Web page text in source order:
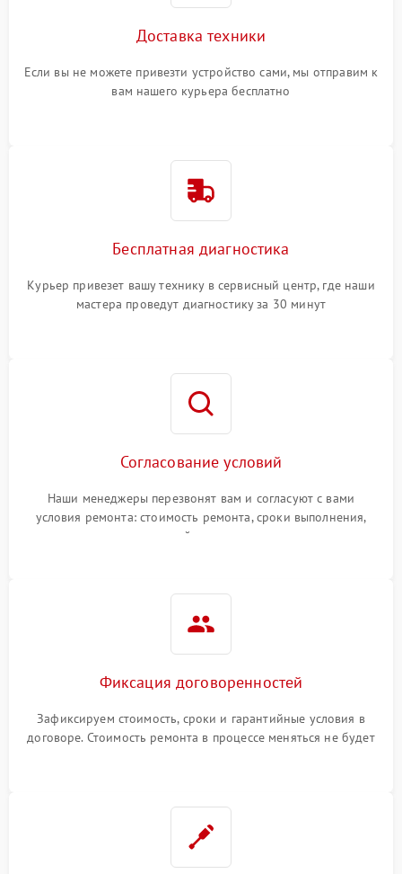
Доставка техники
Если вы не можете привезти устройство сами, мы отправим к
вам нашего курьера бесплатно
Бесплатная диагностика
Курьер привезет вашу технику в сервисный центр, где наши
мастера проведут диагностику за 30 минут
Согласование условий
Наши менеджеры перезвонят вам и согласуют с вами
условия ремонта: стоимость ремонта, сроки выполнения,
гарантийные условия
Фиксация договоренностей
Зафиксируем стоимость, сроки и гарантийные условия в
договоре. Стоимость ремонта в процессе меняться не будет